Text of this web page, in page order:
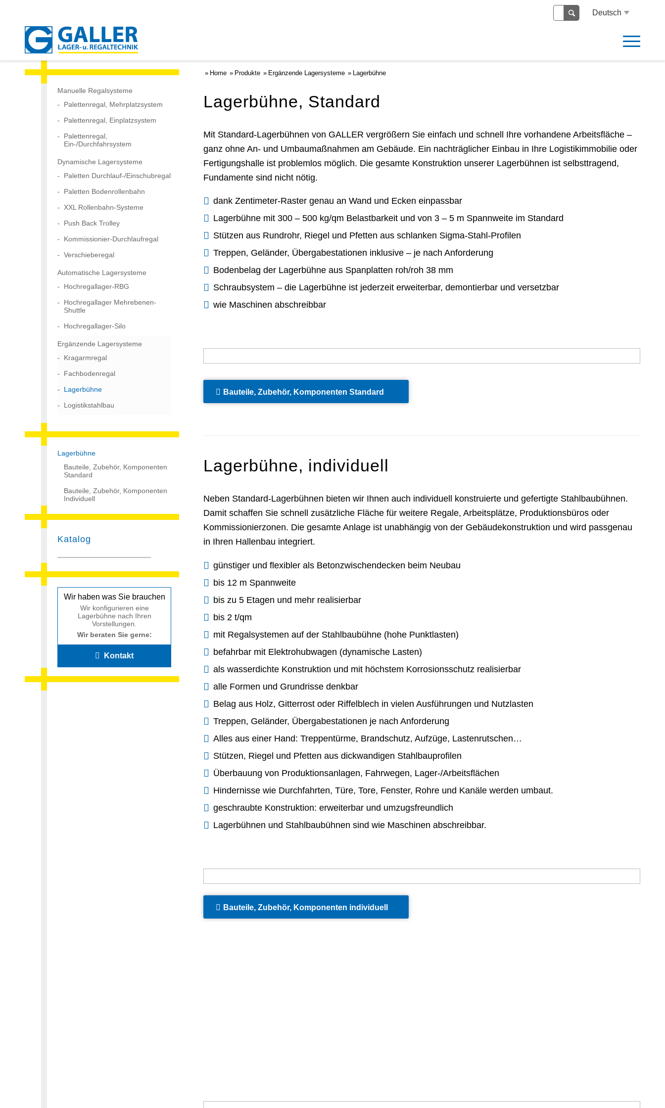
Deutsch
Home Produkte Ergänzende Lagersysteme Lagerbühne
Lagerbühne, Standard
Mit Standard-Lagerbühnen von GALLER vergrößern Sie einfach und schnell Ihre vorhandene Arbeitsfläche –
ganz ohne An- und Umbaumaßnahmen am Gebäude. Ein nachträglicher Einbau in Ihre Logistikimmobilie oder
Fertigungshalle ist problemlos möglich. Die gesamte Konstruktion unserer Lagerbühnen ist selbsttragend,
Fundamente sind nicht nötig.
dank Zentimeter-Raster genau an Wand und Ecken einpassbar
Lagerbühne mit 300 – 500 kg/qm Belastbarkeit und von 3 – 5 m Spannweite im Standard
Stützen aus Rundrohr, Riegel und Pfetten aus schlanken Sigma-Stahl-Profilen
Treppen, Geländer, Übergabestationen inklusive – je nach Anforderung
Bodenbelag der Lagerbühne aus Spanplatten roh/roh 38 mm
Schraubsystem – die Lagerbühne ist jederzeit erweiterbar, demontierbar und versetzbar
wie Maschinen abschreibbar
Bauteile, Zubehör, Komponenten Standard
Lagerbühne, individuell
Neben Standard-Lagerbühnen bieten wir Ihnen auch individuell konstruierte und gefertigte Stahlbaubühnen.
Damit schaffen Sie schnell zusätzliche Fläche für weitere Regale, Arbeitsplätze, Produktionsbüros oder
Kommissionierzonen. Die gesamte Anlage ist unabhängig von der Gebäudekonstruktion und wird passgenau
in Ihren Hallenbau integriert.
günstiger und flexibler als Betonzwischendecken beim Neubau
bis 12 m Spannweite
bis zu 5 Etagen und mehr realisierbar
bis 2 t/qm
mit Regalsystemen auf der Stahlbaubühne (hohe Punktlasten)
befahrbar mit Elektrohubwagen (dynamische Lasten)
als wasserdichte Konstruktion und mit höchstem Korrosionsschutz realisierbar
alle Formen und Grundrisse denkbar
Belag aus Holz, Gitterrost oder Riffelblech in vielen Ausführungen und Nutzlasten
Treppen, Geländer, Übergabestationen je nach Anforderung
Alles aus einer Hand: Treppentürme, Brandschutz, Aufzüge, Lastenrutschen…
Stützen, Riegel und Pfetten aus dickwandigen Stahlbauprofilen
Überbauung von Produktionsanlagen, Fahrwegen, Lager-/Arbeitsflächen
Hindernisse wie Durchfahrten, Türe, Tore, Fenster, Rohre und Kanäle werden umbaut.
geschraubte Konstruktion: erweiterbar und umzugsfreundlich
Lagerbühnen und Stahlbaubühnen sind wie Maschinen abschreibbar.
Bauteile, Zubehör, Komponenten individuell
Manuelle Regalsysteme
Palettenregal, Mehrplatzsystem
Palettenregal, Einplatzsystem
Palettenregal,
Ein-/Durchfahrsystem
Dynamische Lagersysteme
Paletten Durchlauf-/Einschubregal
Paletten Bodenrollenbahn
XXL Rollenbahn-Systeme
Push Back Trolley
Kommissionier-Durchlaufregal
Verschieberegal
Automatische Lagersysteme
Hochregallager-RBG
Hochregallager Mehrebenen-
Shuttle
Hochregallager-Silo
Ergänzende Lagersysteme
Kragarmregal
Fachbodenregal
Lagerbühne
Logistikstahlbau
Lagerbühne
Bauteile, Zubehör, Komponenten
Standard
Bauteile, Zubehör, Komponenten
Individuell
Katalog
Wir haben was Sie brauchen
Wir konfigurieren eine
Lagerbühne nach Ihren
Vorstellungen.
Wir beraten Sie gerne:
Kontakt